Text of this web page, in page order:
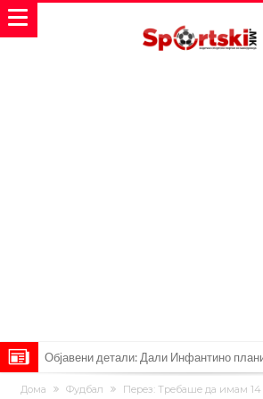
Објавени детали: Дали Инфантино
Суперлига на ФИФА?
Никој не очекуваше: Очајниот Јулијан
Дома Фудбал
Пepeз: Трeбaшe дa имам